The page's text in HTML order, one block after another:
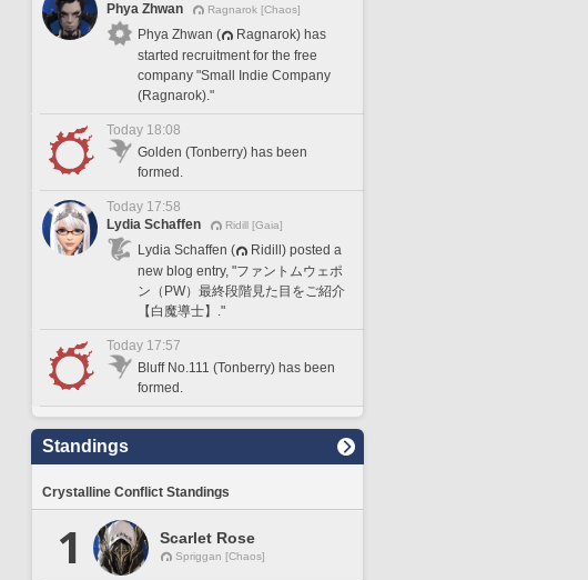
Phya Zhwan
Ragnarok [Chaos]
Phya Zhwan (
Ragnarok) has
started recruitment for the free
company "Small Indie Company
(Ragnarok)."
Today 18:08
Golden (Tonberry) has been
formed.
Today 17:58
Lydia Schaffen
Ridill [Gaia]
Lydia Schaffen (
Ridill) posted a
new blog entry, "ファントムウェポ
ン（PW）最終段階見た目をご紹介
【白魔導士】."
Today 17:57
Bluff No.111 (Tonberry) has been
formed.
Standings
Crystalline Conflict Standings
1 Scarlet Rose
Spriggan [Chaos]